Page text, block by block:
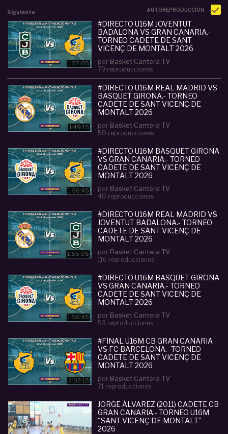
canaria
#torneo #cadete #de #sant #vicen #ccedil
ontalt
2026
Siguiente AUTOREPRODUCCIÓN
1:57:05
#DIRECTO U16M JOVENTUT
BADALONA VS GRAN CANARIA.-
TORNEO CADETE DE SANT
VICENÇ DE MONTALT 2026
por Basket Cantera TV
79 reproducciones
1:49:15
#DIRECTO U16M REAL MADRID VS
BASQUET GIRONA.- TORNEO
CADETE DE SANT VICENÇ DE
MONTALT 2026
por Basket Cantera TV
50 reproducciones
1:56:45
#DIRECTO U16M BASQUET GIRONA
VS GRAN CANARIA.- TORNEO
CADETE DE SANT VICENÇ DE
MONTALT 2026
por Basket Cantera TV
40 reproducciones
1:55:05
#DIRECTO U16M REAL MADRID VS
JOVENTUT BADALONA.- TORNEO
CADETE DE SANT VICENÇ DE
MONTALT 2026
por Basket Cantera TV
116 reproducciones
1:56:45
#DIRECTO U16M BASQUET GIRONA
VS GRAN CANARIA.- TORNEO
CADETE DE SANT VICENÇ DE
MONTALT 2026
por Basket Cantera TV
93 reproducciones
2:03:15
#FINAL U16M CB GRAN CANARIA
VS FC BARCELONA.- TORNEO
CADETE DE SANT VICENÇ DE
MONTALT 2026
por Basket Cantera TV
71 reproducciones
JORGE ÁLVAREZ (2011) CADETE CB
GRAN CANARIA.- TORNEO U16M
"SANT VICENÇ DE MONTALT"
2026